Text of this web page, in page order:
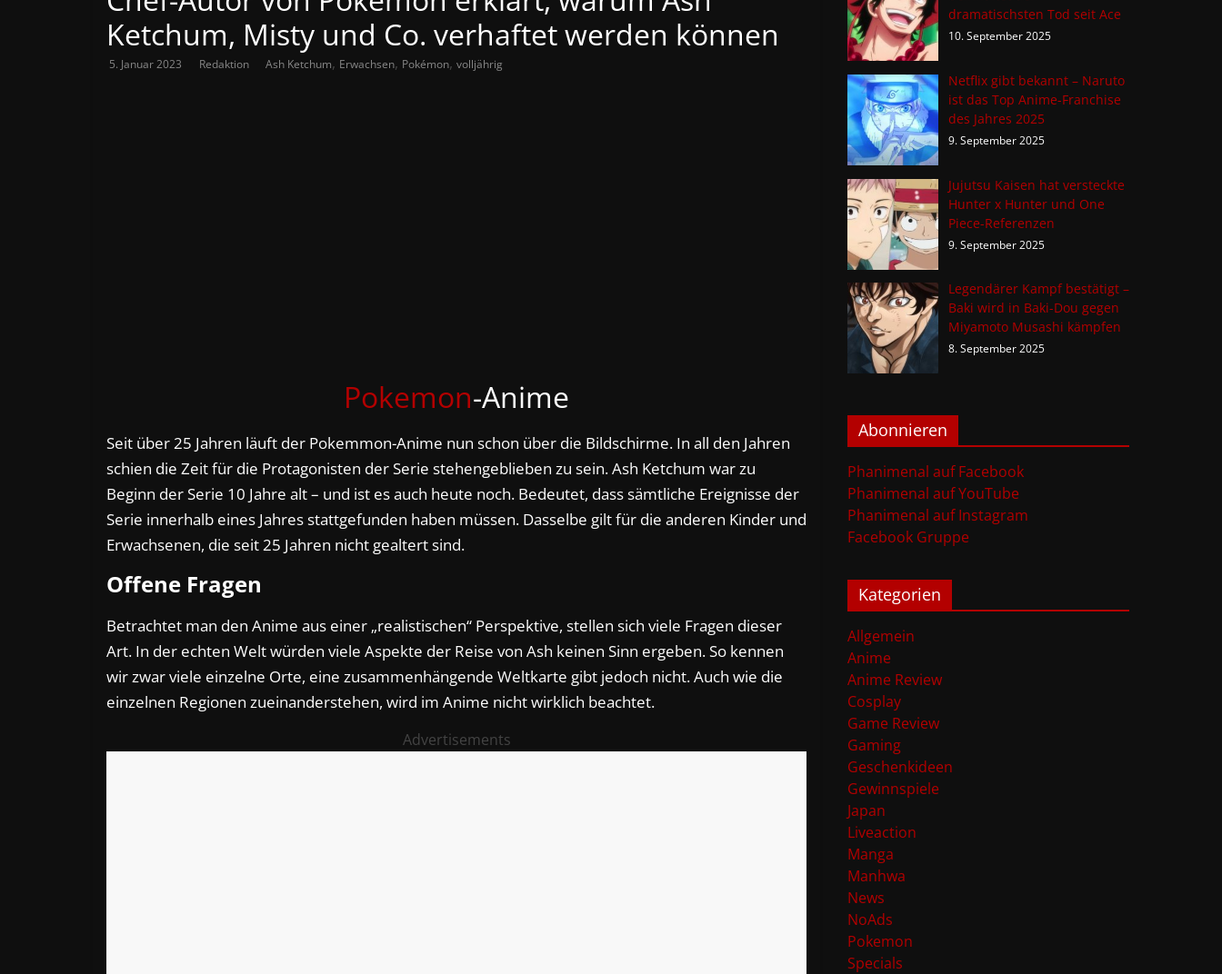
Ketchum, Misty und Co. verhaftet werden können
5. Januar 2023 Redaktion Ash Ketchum, Erwachsen, Pokémon, volljährig
Pokemon-Anime
Seit über 25 Jahren läuft der Pokemmon-Anime nun schon über die Bildschirme. In all den Jahren
schien die Zeit für die Protagonisten der Serie stehengeblieben zu sein. Ash Ketchum war zu
Beginn der Serie 10 Jahre alt – und ist es auch heute noch. Bedeutet, dass sämtliche Ereignisse der
Serie innerhalb eines Jahres stattgefunden haben müssen. Dasselbe gilt für die anderen Kinder und
Erwachsenen, die seit 25 Jahren nicht gealtert sind.
Offene Fragen
Betrachtet man den Anime aus einer „realistischen“ Perspektive, stellen sich viele Fragen dieser
Art. In der echten Welt würden viele Aspekte der Reise von Ash keinen Sinn ergeben. So kennen
wir zwar viele einzelne Orte, eine zusammenhängende Weltkarte gibt jedoch nicht. Auch wie die
einzelnen Regionen zueinanderstehen, wird im Anime nicht wirklich beachtet.
Advertisements
dramatischsten Tod seit Ace
10. September 2025
Netflix gibt bekannt – Naruto
ist das Top Anime-Franchise
des Jahres 2025
9. September 2025
Jujutsu Kaisen hat versteckte
Hunter x Hunter und One
Piece-Referenzen
9. September 2025
Legendärer Kampf bestätigt –
Baki wird in Baki-Dou gegen
Miyamoto Musashi kämpfen
8. September 2025
Abonnieren
Phanimenal auf Facebook
Phanimenal auf YouTube
Phanimenal auf Instagram
Facebook Gruppe
Kategorien
Allgemein
Anime
Anime Review
Cosplay
Game Review
Gaming
Geschenkideen
Gewinnspiele
Japan
Liveaction
Manga
Manhwa
News
NoAds
Pokemon
Specials